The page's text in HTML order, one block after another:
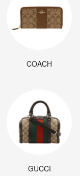
COACH
GUCCI